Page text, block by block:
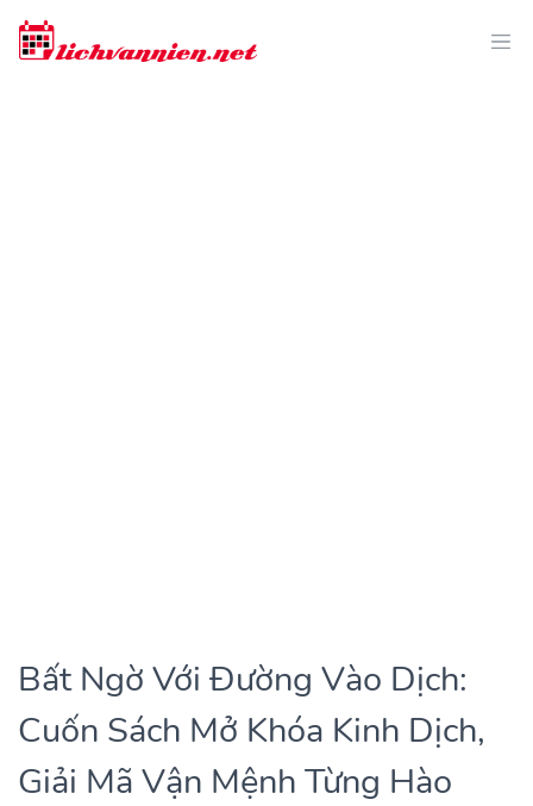
Bất Ngờ Với Đường Vào Dịch:
Cuốn Sách Mở Khóa Kinh Dịch,
Giải Mã Vận Mệnh Từng Hào